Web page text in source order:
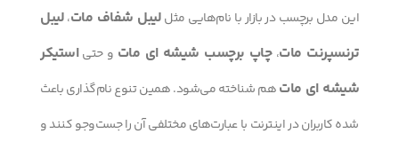
این مدل برچسب در بازار با نام‌هایی مثللیبل شفاف مات،لیبل
ترنسپرنت مات،چاپ برچسب شیشه ای مات و حتیاستیکر
شیشه ای ماتهم شناخته می‌شود. همین تنوع نام‌گذاری باعث
شده کاربران در اینترنت با عبارت‌های مختلفی آن را جست‌وجو کنند و